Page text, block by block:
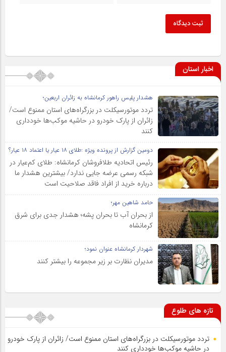
ثبت دیدگاه
اخبار استان
هشدار پلیس راهور کرمانشاه به زائران اربعین؛
تردد موتورسیکلت در بزرگراه‌های استان ممنوع است/
زائران از پارک خودرو در حاشیه موکب‌ها خودداری
کنند
دومین گزارش از پرونده ویژه :طلای ۱۸ عیار یا اعتماد ۱۸ عیار؟
رئیس اتحادیه طلافروشان کرمانشاه: طلای کم‌عیار در
شبکه رسمی عرضه جایی ندارد/ بیشترین هشدار ما
درباره خرید از افراد فاقد صلاحیت است
حامد شاهین مهر؛
از بحران آب تا بحران پشه؛ هشدار جدی برای شرق
کرمانشاه
شهردار کرمانشاه عنوان نمود؛
مدیران نظارت بر زیر مجموعه را بیشتر کنند
تازه های طلوع
تردد موتورسیکلت در بزرگراه‌های استان ممنوع است/ زائران از پارک خودرو
در حاشیه موکب‌ها خودداری کنند